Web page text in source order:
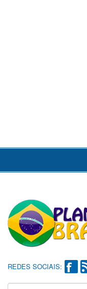
REDES SOCIAIS: